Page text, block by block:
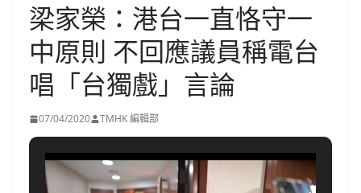
梁家榮：港台一直恪守一
中原則 不回應議員稱電台
唱「台獨戲」言論
07/04/2020 TMHK 編輯部